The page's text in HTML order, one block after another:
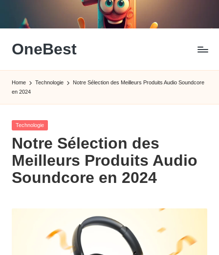
contentOneBest
Home Technologie
Notre Sélection des Meilleurs Produits Audio Soundcore
en 2024
Posted
Technologie
Notre Sélection des
Meilleurs Produits Audio
Soundcore en 2024